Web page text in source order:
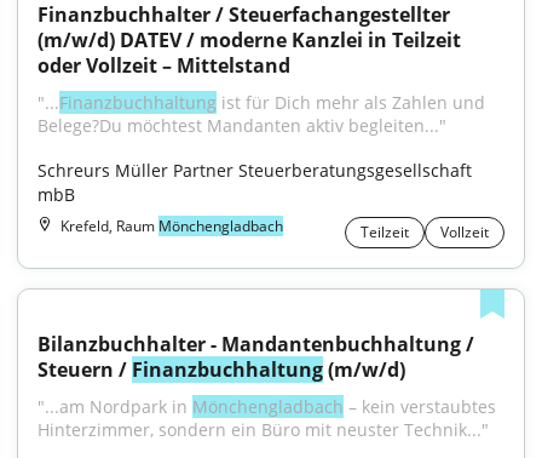
Finanzbuchhalter / Steuerfachangestellter
(m/w/d) DATEV / moderne Kanzlei in Teilzeit
oder Vollzeit – Mittelstand
"...Finanzbuchhaltung ist für Dich mehr als Zahlen und
Belege?Du möchtest Mandanten aktiv begleiten..."
Schreurs Müller Partner Steuerberatungsgesellschaft
mbB
Krefeld, Raum Mönchengladbach Teilzeit Vollzeit
Bilanzbuchhalter - Mandantenbuchhaltung /
Steuern / Finanzbuchhaltung (m/w/d)
"...am Nordpark in Mönchengladbach – kein verstaubtes
Hinterzimmer, sondern ein Büro mit neuster Technik..."